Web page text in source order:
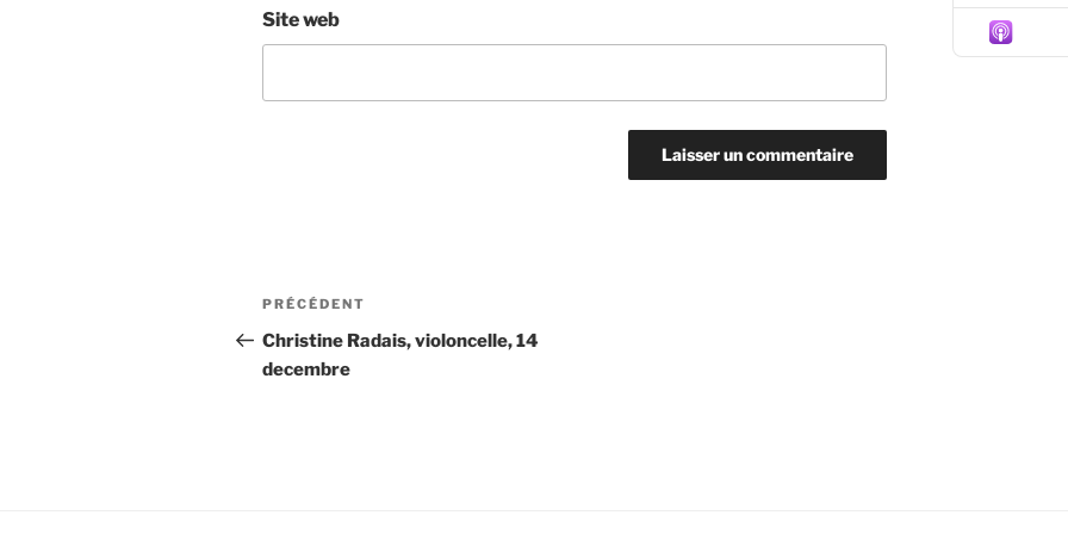
Site web
Navigation
de
l’article
Article
précédent
PRÉCÉDENT
Christine Radais, violoncelle, 14
decembre